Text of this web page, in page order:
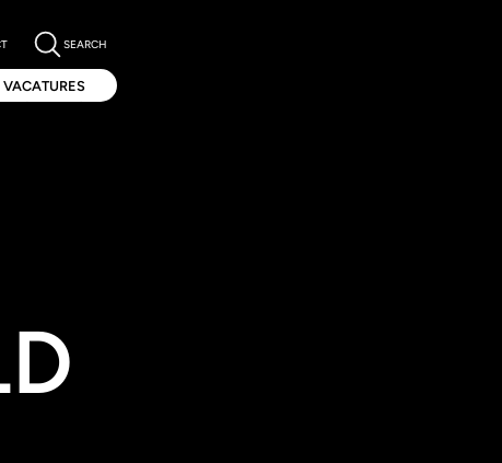
SEARCH
VACATURES
VACATURES